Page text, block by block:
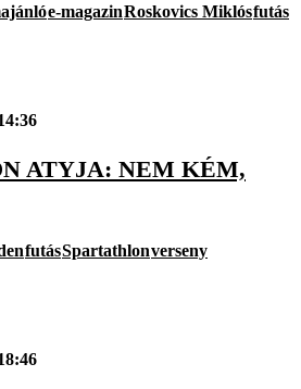
e-magazinRoskovics Miklósfutás
ATYJA: NEM KÉM,
futásSpartathlonverseny